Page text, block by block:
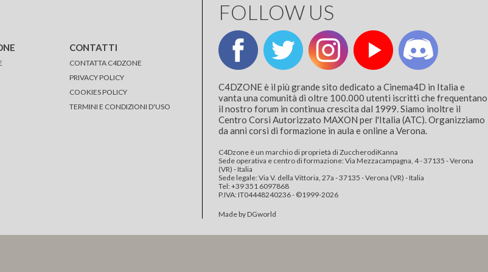
CONTATTI
CONTATTA C4DZONE
PRIVACY POLICY
COOKIES POLICY
TERMINI E CONDIZIONI D'USO
FOLLOW US
C4DZONE è il più grande sito dedicato a Cinema4D in Italia e
vanta una comunità di oltre 100.000 utenti iscritti che frequentano
il nostro forum in continua crescita dal 1999. Siamo inoltre il
Centro Corsi Autorizzato MAXON per l'Italia (ATC). Organizziamo
da anni corsi di formazione in aula e online a Verona.
C4Dzone è un marchio di proprietà di ZuccherodiKanna
Sede operativa e centro di formazione: Via Mezzacampagna, 4 - 37135 - Verona
(VR) - Italia
Sede legale: Via V. della Vittoria, 27a - 37135 - Verona (VR) - Italia
Tel: +39 351 6097868‬
P.IVA: IT04448240236 - ©1999-2026
Made by DGworld